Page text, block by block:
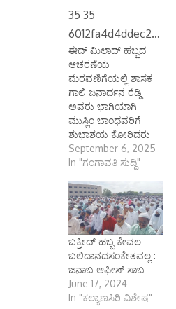
ಈದ್ ಮಿಲಾದ್ ಹಬ್ಬದ
ಆಚರಣೆಯ
ಮೆರವಣಿಗೆಯಲ್ಲಿ ಶಾಸಕ
ಗಾಲಿ ಜನಾರ್ದನ ರೆಡ್ಡಿ
ಅವರು ಭಾಗಿಯಾಗಿ
ಮುಸ್ಲಿಂ ಬಾಂಧವರಿಗೆ
ಶುಭಾಶಯ ಕೋರಿದರು
September 6, 2025
In "ಗಂಗಾವತಿ ಸುದ್ದಿ"
ಬಕ್ರೀದ್ ಹಬ್ಬ ಕೇವಲ
ಬಲಿದಾನದಸಂಕೇತವಲ್ಲ :
ಜನಾಬ ಆಫೀಸ್ ಸಾಬ
June 17, 2024
In "ಕಲ್ಯಾಣಸಿರಿ ವಿಶೇಷ"